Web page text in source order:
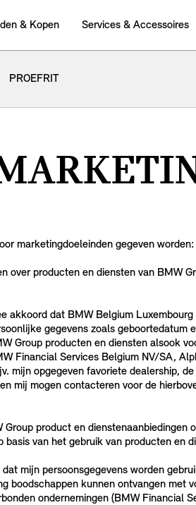
& Kopen Services & Accessoires
PROEFRIT
marketingdoeleinden gegeven worden:
over producten en diensten van BMW
akkoord dat BMW Belgium
gegevens zoals
Group producten en diensten alsook
Financial Services Belgium NV/SA,
mijn opgegeven favoriete dealership,
mij mogen contacteren voor de
product en
van het gebruik van producten en
mijn persoonsgegevens worden
boodschappen kunnen ontvangen met
ondernemingen (BMW